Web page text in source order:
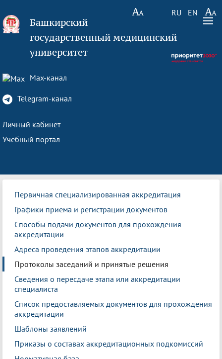
RU EN
Башкирский
государственный медицинский
университет
Max-канал
Telegram-канал
Личный кабинет
Учебный портал
Первичная специализированная аккредитация
Графики приема и регистрации документов
Способы подачи документов для прохождения
аккредитации
Адреса проведения этапов аккредитации
Протоколы заседаний и принятые решения
Сведения о пересдаче этапа или аккредитации
специалиста
Список предоставляемых документов для прохождения
аккредитации
Шаблоны заявлений
Приказы о составах аккредитационных подкомиссий